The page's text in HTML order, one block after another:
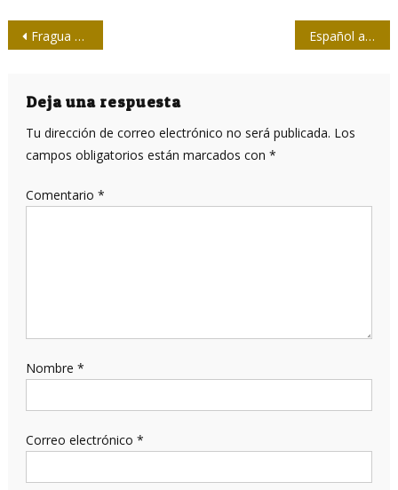
Navegación
entradas
Fragua Martiana remozada reabrirá desde el 24 de enero Español a lo cubano
Deja una respuesta
Tu dirección de correo electrónico no será publicada. Los
campos obligatorios están marcados con *
Comentario *
Nombre *
Correo electrónico *